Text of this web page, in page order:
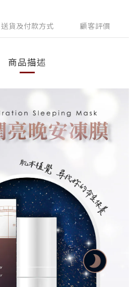
送貨及付款方式 顧客評價
商品描述